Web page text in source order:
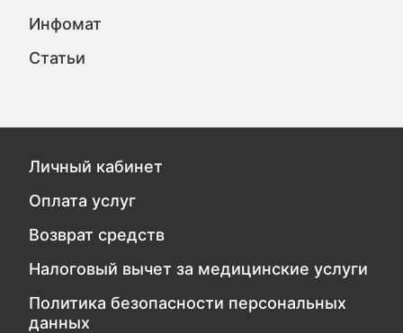
Инфомат
Статьи
Личный кабинет
Оплата услуг
Возврат средств
Налоговый вычет за медицинские услуги
Политика безопасности персональных
данных